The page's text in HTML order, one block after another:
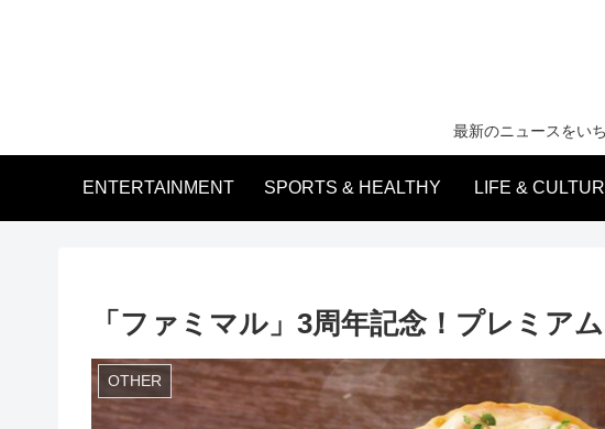
最新のニュースをい
ENTERTAINMENT SPORTS & HEALTHY LIFE &
「ファミマル」3周年記念！プレミア
OTHER